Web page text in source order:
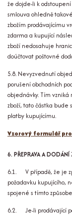
že dojde-li k
smlouva ohledně
zbožím prodávajícímu
zdarma a kupující
zboží nedosahuje
doúčtovat poštovné
5.8. Nevyzvednutí
porušení obchodních
objednávky. Tím
zboží, tato částka bude
platby kupujícímu.
Vzorový formulář
6. PŘEPRAVA A DODÁNÍ
6.1. V případě, že je
požadavku kupujícího,
spojené s tímto
6.2. Je-li prodávající